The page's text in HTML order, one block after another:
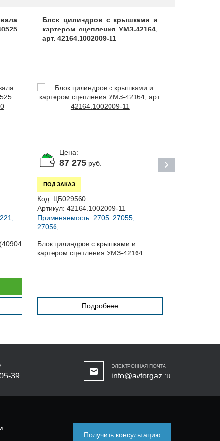
Блок цилиндров с крышками и
картером сцепления УМЗ-42164,
арт. 42164.1002009-11
Цена:
87 275 руб.
ПОД ЗАКАЗ
Код: ЦБ029560
Артикул: 42164.1002009-11
Применяемость: 2705, 27055,
27056,...
Блок цилиндров с крышками и
картером сцепления УМЗ-42164
Подробнее
39
ЭЛЕКТРОННАЯ ПОЧТА
info@avtorgaz.ru
Получить консультацию